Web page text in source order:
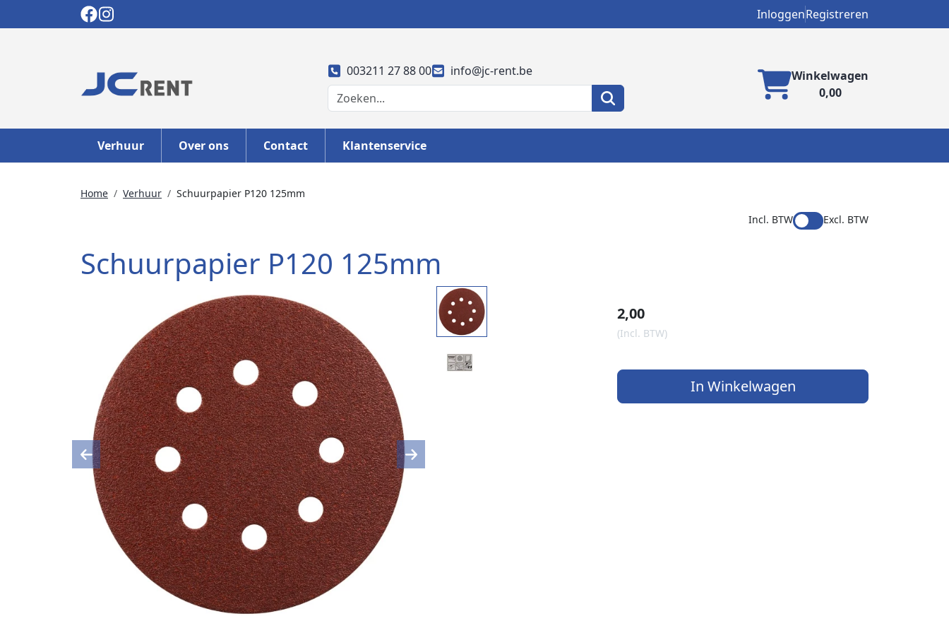
InloggenRegistreren
003211 27 88 00 info@jc-rent.be
Winkelwagen
0,00
Verhuur Over ons Contact Klantenservice
Home Verhuur
Schuurpapier P120 125mm
Incl. BTW
Excl. BTW
Schuurpapier P120 125mm
2,00
(Incl. BTW)
In Winkelwagen
Previous Next